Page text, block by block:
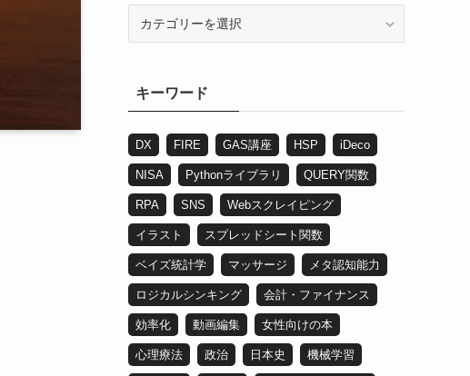
キーワード
DX FIRE GAS講座 HSP iDeco
NISA Pythonライブラリ QUERY関数
RPA SNS Webスクレイピング
イラスト スプレッドシート関数
ベイズ統計学 マッサージ メタ認知能力
ロジカルシンキング 会計・ファイナンス
効率化 動画編集 女性向けの本
心理療法 政治 日本史 機械学習